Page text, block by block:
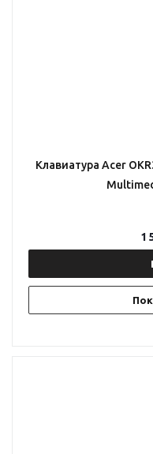
Клавиатура Acer
1